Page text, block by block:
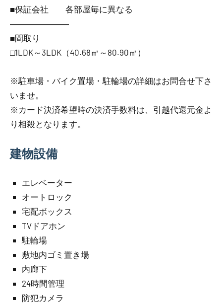
■保証会社 各部屋毎に異なる
―――――――
■間取り
□1LDK～3LDK（40.68㎡～80.90㎡）
※駐車場・バイク置場・駐輪場の詳細はお問合せ下さ
いませ。
※カード決済希望時の決済手数料は、引越代還元金よ
り相殺となります。
建物設備
エレベーター
オートロック
宅配ボックス
TVドアホン
駐輪場
敷地内ゴミ置き場
内廊下
24時間管理
防犯カメラ